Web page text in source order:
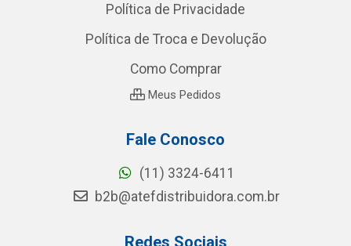
Política de Privacidade
Política de Troca e Devolução
Como Comprar
Meus Pedidos
Fale Conosco
(11) 3324-6411
b2b@atefdistribuidora.com.br
Redes Sociais